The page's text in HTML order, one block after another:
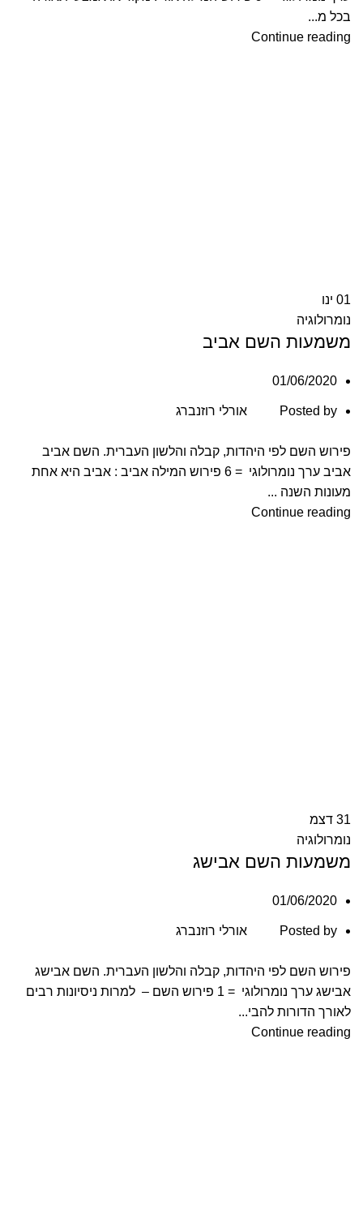
בכל מ...
Continue reading
01 ינו
נומרולוגיה
משמעות השם אביב
01/06/2020
Posted by אורלי רוזנברג
פירוש השם לפי היהדות, קבלה והלשון העברית. השם אביב
אביב ערך נומרולוגי = 6 פירוש המילה אביב : אביב היא אחת
מעונות השנה ...
Continue reading
31 דצמ
נומרולוגיה
משמעות השם אבישג
01/06/2020
Posted by אורלי רוזנברג
פירוש השם לפי היהדות, קבלה והלשון העברית. השם אבישג
אבישג ערך נומרולוגי = 1 פירוש השם – למרות ניסיונות רבים
לאורך הדורות להבי...
Continue reading